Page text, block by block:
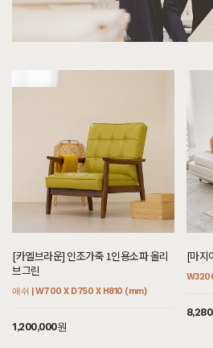
[[블랙러버] M형 화장대 세
7월 30일 경기 고양 정**고객님
7월 30일 서울 광진 김**고객님
7월 30일 인천 영종 임**고객님
[[까사] F형 소파테이
7월 29일 서울 강남 김**고객님 주문
[[크림슨] A형 7단지류
7월 29일 서울 마포 변**고객님 주문
7월 29일 서울 서대문 신**고객님
[[블랙러버] B형 장롱]
[카엘브라운] 인조가죽 1인용소파 올리
브그린
애쉬 | W700 X D750 X H810 (mm)
1,200,000원
[마지